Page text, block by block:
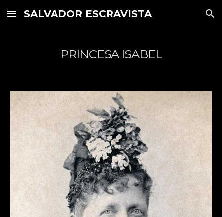
Skip to main content Skip to navigation
SALVADOR ESCRAVISTA
PRINCESA ISABEL